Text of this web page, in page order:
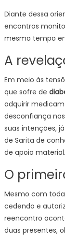
Diante dessa
encontros
mesmo tempo
A
Em meio às
que sofre de
adquirir
desconfiança
suas intenções,
de Sarita de
de apoio material.
O
Mesmo com
cedendo e
reencontro
duas presentes,